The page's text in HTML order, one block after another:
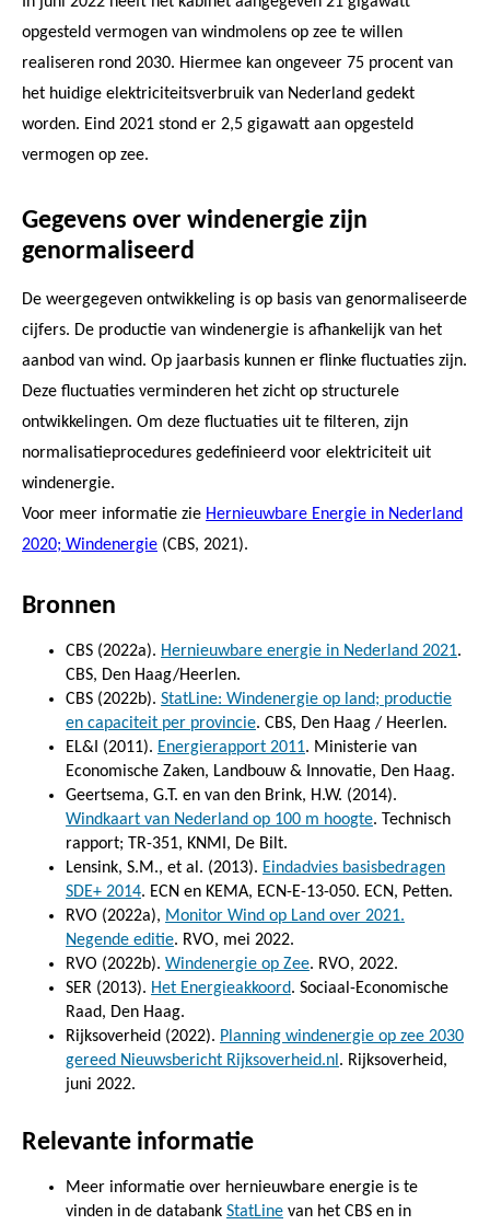
opgesteld vermogen van windmolens op zee te willen
realiseren rond 2030. Hiermee kan ongeveer 75 procent van
het huidige elektriciteitsverbruik van Nederland gedekt
worden. Eind 2021 stond er 2,5 gigawatt aan opgesteld
vermogen op zee.
Gegevens over windenergie zijn
genormaliseerd
De weergegeven ontwikkeling is op basis van genormaliseerde
cijfers. De productie van windenergie is afhankelijk van het
aanbod van wind. Op jaarbasis kunnen er flinke fluctuaties zijn.
Deze fluctuaties verminderen het zicht op structurele
ontwikkelingen. Om deze fluctuaties uit te filteren, zijn
normalisatieprocedures gedefinieerd voor elektriciteit uit
windenergie.
Voor meer informatie zie Hernieuwbare Energie in Nederland
2020; Windenergie (CBS, 2021).
Bronnen
CBS (2022a). Hernieuwbare energie in Nederland 2021.
CBS, Den Haag/Heerlen.
CBS (2022b). StatLine: Windenergie op land; productie
en capaciteit per provincie. CBS, Den Haag / Heerlen.
EL&I (2011). Energierapport 2011. Ministerie van
Economische Zaken, Landbouw & Innovatie, Den Haag.
Geertsema, G.T. en van den Brink, H.W. (2014).
Windkaart van Nederland op 100 m hoogte. Technisch
rapport; TR-351, KNMI, De Bilt.
Lensink, S.M., et al. (2013). Eindadvies basisbedragen
SDE+ 2014. ECN en KEMA, ECN-E-13-050. ECN, Petten.
RVO (2022a), Monitor Wind op Land over 2021.
Negende editie. RVO, mei 2022.
RVO (2022b). Windenergie op Zee. RVO, 2022.
SER (2013). Het Energieakkoord. Sociaal-Economische
Raad, Den Haag.
Rijksoverheid (2022). Planning windenergie op zee 2030
gereed Nieuwsbericht Rijksoverheid.nl . Rijksoverheid,
juni 2022.
Relevante informatie
Meer informatie over hernieuwbare energie is te
vinden in de databank StatLine van het CBS en in